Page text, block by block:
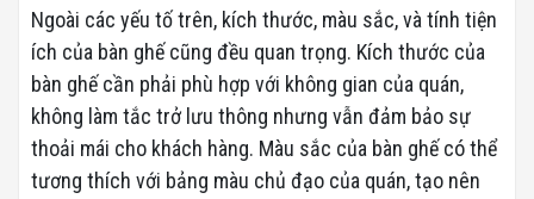
Ngoài các yếu tố trên, kích thước, màu sắc, và tính tiện
ích của bàn ghế cũng đều quan trọng. Kích thước của
bàn ghế cần phải phù hợp với không gian của quán,
không làm tắc trở lưu thông nhưng vẫn đảm bảo sự
thoải mái cho khách hàng. Màu sắc của bàn ghế có thể
tương thích với bảng màu chủ đạo của quán, tạo nên